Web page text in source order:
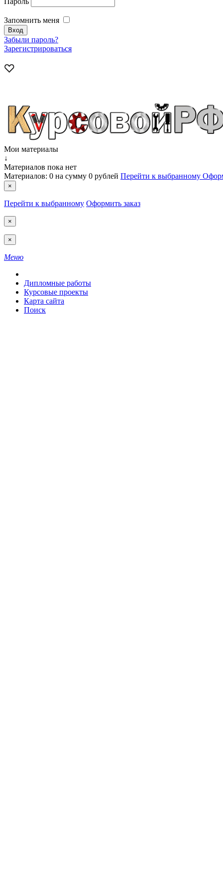
Запомнить меня
Забыли пароль?
Зарегистрироваться
Мои материалы
↓
Материалов пока нет
Материалов: 0 на сумму 0 рублей Перейти к выбранному
×
Перейти к выбранному Оформить заказ
×
×
Меню
Дипломные работы
Курсовые проекты
Карта сайта
Поиск